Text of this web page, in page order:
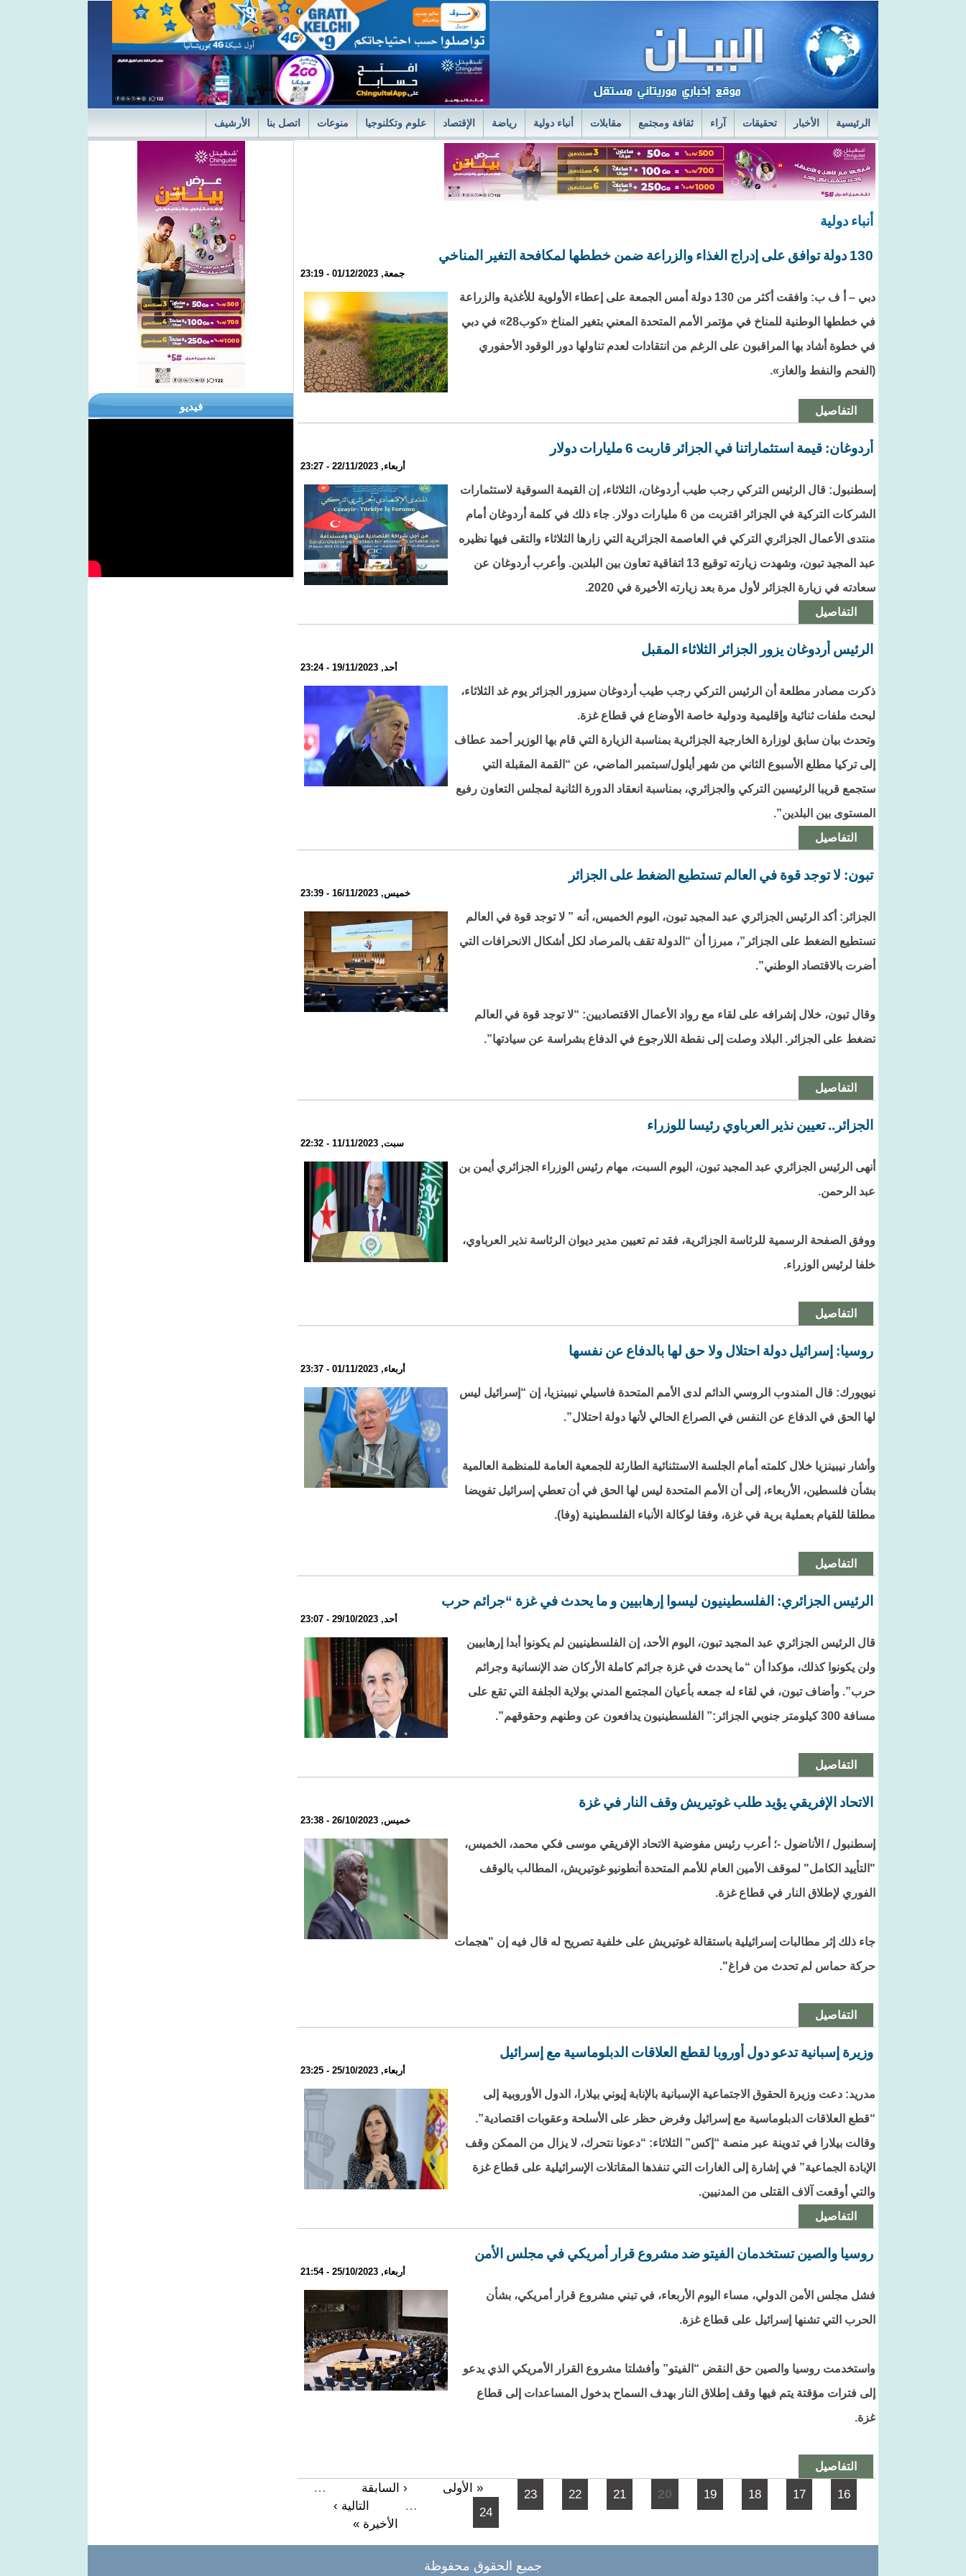
الرئيسية الأخبار تحقيقات آراء ثقافة ومجتمع مقابلات أنباء دولية رياضة الإقتصاد علوم وتكلنوجيا منوعات اتصل بنا الأرشيف
السفير الروسي في نواكشوط يزور مركز الصحراء المستشفى العسكري بنواكشوط يعلن استئناف علاج حصى الكلى بتقنية الليزر الحديثة
قائد أركان الجيوش يعاين الخدمات الطبية في المستشفى العسكري وزير الصحةً يترأس اجتماعا استثنائيا للديوان الموسع لتسليم جوائز "التميز" في نسختها الأولى 2024
فيديو
أنباء دولية
130 دولة توافق على إدراج الغذاء والزراعة ضمن خططها لمكافحة التغير المناخي
جمعة, 01/12/2023 - 23:19
دبي – أ ف ب: وافقت أكثر من 130 دولة أمس الجمعة على إعطاء الأولوية للأغذية والزراعة
في خططها الوطنية للمناخ في مؤتمر الأمم المتحدة المعني بتغير المناخ «كوب28» في دبي
في خطوة أشاد بها المراقبون على الرغم من انتقادات لعدم تناولها دور الوقود الأحفوري
(الفحم والنفط والغاز».
التفاصيل
أردوغان: قيمة استثماراتنا في الجزائر قاربت 6 مليارات دولار
أربعاء, 22/11/2023 - 23:27
إسطنبول: قال الرئيس التركي رجب طيب أردوغان، الثلاثاء، إن القيمة السوقية لاستثمارات
الشركات التركية في الجزائر اقتربت من 6 مليارات دولار. جاء ذلك في كلمة أردوغان أمام
منتدى الأعمال الجزائري التركي في العاصمة الجزائرية التي زارها الثلاثاء والتقى فيها نظيره
عبد المجيد تبون، وشهدت زيارته توقيع 13 اتفاقية تعاون بين البلدين. وأعرب أردوغان عن
سعادته في زيارة الجزائر لأول مرة بعد زيارته الأخيرة في 2020.
التفاصيل
الرئيس أردوغان يزور الجزائر الثلاثاء المقبل
أحد, 19/11/2023 - 23:24
ذكرت مصادر مطلعة أن الرئيس التركي رجب طيب أردوغان سيزور الجزائر يوم غد الثلاثاء،
لبحث ملفات ثنائية وإقليمية ودولية خاصة الأوضاع في قطاع غزة.
وتحدث بيان سابق لوزارة الخارجية الجزائرية بمناسبة الزيارة التي قام بها الوزير أحمد عطاف
إلى تركيا مطلع الأسبوع الثاني من شهر أيلول/سبتمبر الماضي، عن “القمة المقبلة التي
ستجمع قريبا الرئيسين التركي والجزائري، بمناسبة انعقاد الدورة الثانية لمجلس التعاون رفيع
المستوى بين البلدين”.
التفاصيل
تبون: لا توجد قوة في العالم تستطيع الضغط على الجزائر
خميس, 16/11/2023 - 23:39
الجزائر: أكد الرئيس الجزائري عبد المجيد تبون، اليوم الخميس، أنه ” لا توجد قوة في العالم
تستطيع الضغط على الجزائر”، مبرزا أن “الدولة تقف بالمرصاد لكل أشكال الانحرافات التي
أضرت بالاقتصاد الوطني”.
وقال تبون، خلال إشرافه على لقاء مع رواد الأعمال الاقتصاديين: “لا توجد قوة في العالم
تضغط على الجزائر. البلاد وصلت إلى نقطة اللارجوع في الدفاع بشراسة عن سيادتها”.
التفاصيل
الجزائر.. تعيين نذير العرباوي رئيسا للوزراء
سبت, 11/11/2023 - 22:32
أنهى الرئيس الجزائري عبد المجيد تبون، اليوم السبت، مهام رئيس الوزراء الجزائري أيمن بن
عبد الرحمن.
ووفق الصفحة الرسمية للرئاسة الجزائرية، فقد تم تعيين مدير ديوان الرئاسة نذير العرباوي،
خلفا لرئيس الوزراء.
التفاصيل
روسيا: إسرائيل دولة احتلال ولا حق لها بالدفاع عن نفسها
أربعاء, 01/11/2023 - 23:37
نيويورك: قال المندوب الروسي الدائم لدى الأمم المتحدة فاسيلي نيبينزيا، إن “إسرائيل ليس
لها الحق في الدفاع عن النفس في الصراع الحالي لأنها دولة احتلال”.
وأشار نيبينزيا خلال كلمته أمام الجلسة الاستثنائية الطارئة للجمعية العامة للمنظمة العالمية
بشأن فلسطين، الأربعاء، إلى أن الأمم المتحدة ليس لها الحق في أن تعطي إسرائيل تفويضا
مطلقا للقيام بعملية برية في غزة، وفقا لوكالة الأنباء الفلسطينية (وفا).
التفاصيل
الرئيس الجزائري: الفلسطينيون ليسوا إرهابيين و ما يحدث في غزة “جرائم حرب
أحد, 29/10/2023 - 23:07
قال الرئيس الجزائري عبد المجيد تبون، اليوم الأحد، إن الفلسطينيين لم يكونوا أبدا إرهابيين
ولن يكونوا كذلك، مؤكدا أن “ما يحدث في غزة جرائم كاملة الأركان ضد الإنسانية وجرائم
حرب”. وأضاف تبون، في لقاء له جمعه بأعيان المجتمع المدني بولاية الجلفة التي تقع على
مسافة 300 كيلومتر جنوبي الجزائر:” الفلسطينيون يدافعون عن وطنهم وحقوقهم”.
التفاصيل
الاتحاد الإفريقي يؤيد طلب غوتيريش وقف النار في غزة
خميس, 26/10/2023 - 23:38
إسطنبول / الأناضول -؛ أعرب رئيس مفوضية الاتحاد الإفريقي موسى فكي محمد، الخميس،
"التأييد الكامل" لموقف الأمين العام للأمم المتحدة أنطونيو غوتيريش، المطالب بالوقف
الفوري لإطلاق النار في قطاع غزة.
جاء ذلك إثر مطالبات إسرائيلية باستقالة غوتيريش على خلفية تصريح له قال فيه إن "هجمات
حركة حماس لم تحدث من فراغ".
التفاصيل
وزيرة إسبانية تدعو دول أوروبا لقطع العلاقات الدبلوماسية مع إسرائيل
أربعاء, 25/10/2023 - 23:25
مدريد: دعت وزيرة الحقوق الاجتماعية الإسبانية بالإنابة إيوني بيلارا، الدول الأوروبية إلى
“قطع العلاقات الدبلوماسية مع إسرائيل وفرض حظر على الأسلحة وعقوبات اقتصادية”.
وقالت بيلارا في تدوينة عبر منصة “إكس” الثلاثاء: “دعونا نتحرك، لا يزال من الممكن وقف
الإبادة الجماعية” في إشارة إلى الغارات التي تنفذها المقاتلات الإسرائيلية على قطاع غزة
والتي أوقعت آلاف القتلى من المدنيين.
التفاصيل
روسيا والصين تستخدمان الفيتو ضد مشروع قرار أمريكي في مجلس الأمن
أربعاء, 25/10/2023 - 21:54
فشل مجلس الأمن الدولي، مساء اليوم الأربعاء، في تبني مشروع قرار أمريكي، بشأن
الحرب التي تشنها إسرائيل على قطاع غزة.
واستخدمت روسيا والصين حق النقض “الفيتو” وأفشلتا مشروع القرار الأمريكي الذي يدعو
إلى فترات مؤقتة يتم فيها وقف إطلاق النار بهدف السماح بدخول المساعدات إلى قطاع
غزة.
التفاصيل
الصفحات « الأولى ‹ السابقة … 16
17
18
19
20
21
22
23
24
…
التالية ›
الأخيرة »
جميع الحقوق محفوظة